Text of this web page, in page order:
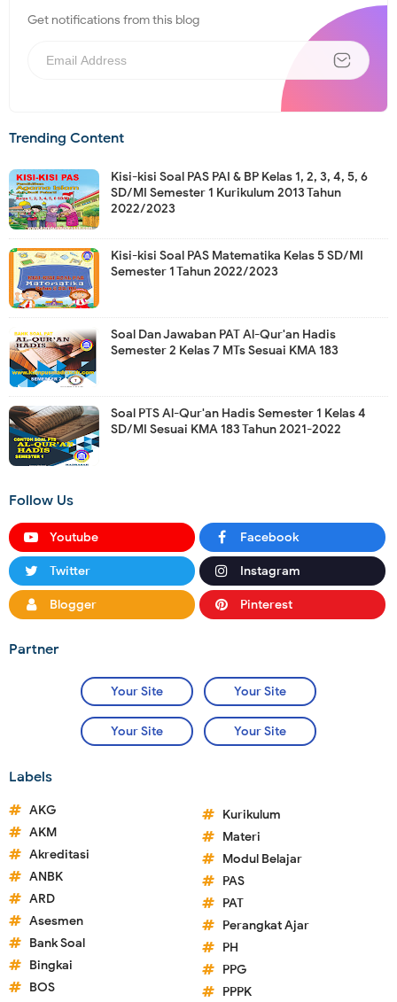
Get notifications from this blog
Trending Content
Kisi-kisi Soal PAS PAI & BP Kelas 1, 2, 3, 4, 5, 6
SD/MI Semester 1 Kurikulum 2013 Tahun
2022/2023
Kisi-kisi Soal PAS Matematika Kelas 5 SD/MI
Semester 1 Tahun 2022/2023
Soal Dan Jawaban PAT Al-Qur'an Hadis
Semester 2 Kelas 7 MTs Sesuai KMA 183
Soal PTS Al-Qur'an Hadis Semester 1 Kelas 4
SD/MI Sesuai KMA 183 Tahun 2021-2022
Follow Us
Youtube Facebook
Twitter Instagram
Blogger Pinterest
Partner
Your Site Your Site
Your Site Your Site
Labels
AKG
AKM
Akreditasi
ANBK
ARD
Asesmen
Bank Soal
Bingkai
BOS
Kurikulum
Materi
Modul Belajar
PAS
PAT
Perangkat Ajar
PH
PPG
PPPK